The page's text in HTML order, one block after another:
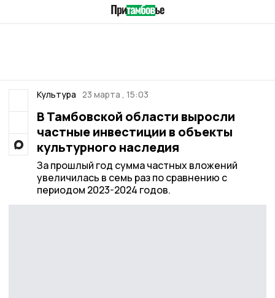
Культура 23 марта , 15:03
В Тамбовской области выросли
частные инвестиции в объекты
культурного наследия
За прошлый год сумма частных вложений
увеличилась в семь раз по сравнению с
периодом 2023-2024 годов.